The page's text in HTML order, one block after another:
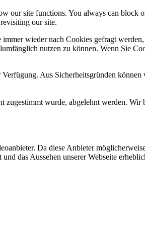
our site functions. You always can block
our site.
wieder nach Cookies gefragt
nutzen zu können. Wenn Sie
Aus Sicherheitsgründen
wurde, abgelehnt werden.
Da diese Anbieter
das Aussehen unserer Webseite